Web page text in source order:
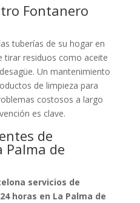
Fontanero
tuberías de su hogar en
tirar residuos como aceite
Un mantenimiento
de limpieza para
costosos a largo
es clave.
de
Palma de
servicios de
horas en La Palma de